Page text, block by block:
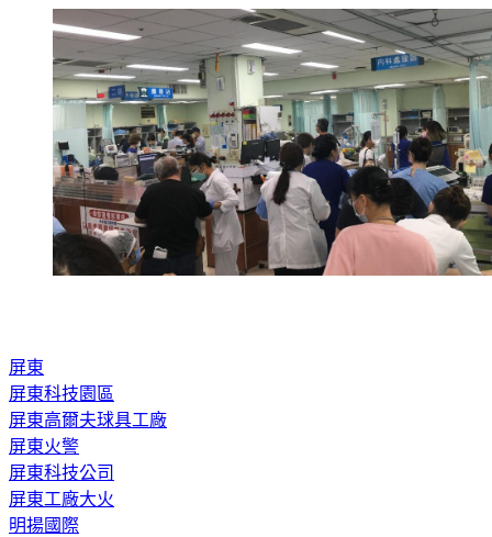
屏東科技園區
屏東高爾夫球具工廠
屏東火警
屏東科技公司
屏東工廠大火
明揚國際
屏東火警死傷